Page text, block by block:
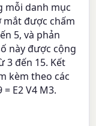
mỗi danh mục
mắt được chấm
5, và phản
này được cộng
3 đến 15. Kết
kèm theo các
E2 V4 M3.